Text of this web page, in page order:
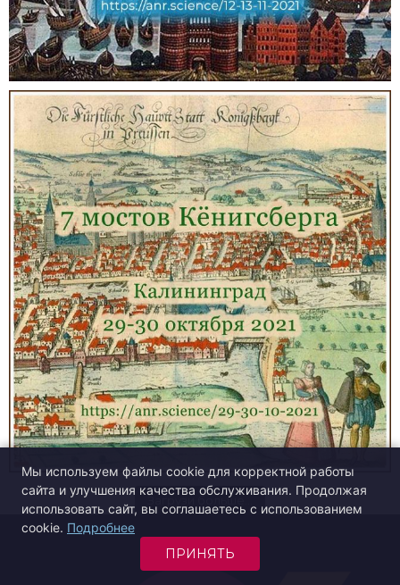
Загрузи больше…
Мы используем файлы cookie для корректной работы
сайта и улучшения качества обслуживания. Продолжая
использовать сайт, вы соглашаетесь с использованием
cookie. Подробнее
ПРИНЯТЬ